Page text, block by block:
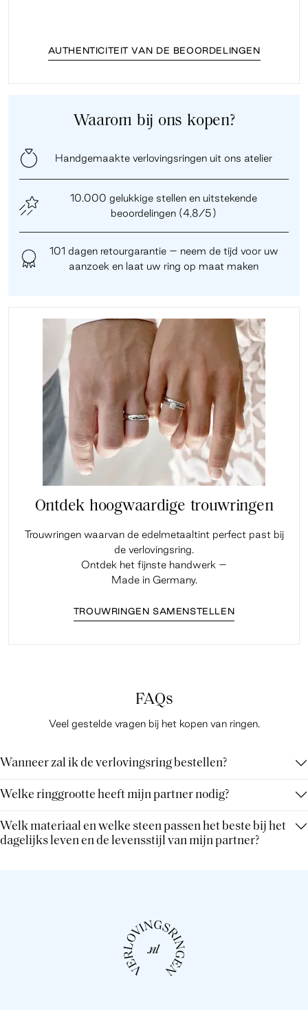
AUTHENTICITEIT VAN DE BEOORDELINGEN
Waarom bij ons kopen?
Handgemaakte verlovingsringen uit ons atelier
10.000 gelukkige stellen en uitstekende
beoordelingen (4,8/5)
101 dagen retourgarantie – neem de tijd voor uw
aanzoek en laat uw ring op maat maken
Ontdek hoogwaardige trouwringen
Trouwringen waarvan de edelmetaaltint perfect past bij
de verlovingsring.
Ontdek het fijnste handwerk –
Made in Germany.
TROUWRINGEN SAMENSTELLEN
FAQs
Veel gestelde vragen bij het kopen van ringen.
Wanneer zal ik de verlovingsring bestellen?
Welke ringgrootte heeft mijn partner nodig?
Welk materiaal en welke steen passen het beste bij het
dagelijks leven en de levensstijl van mijn partner?